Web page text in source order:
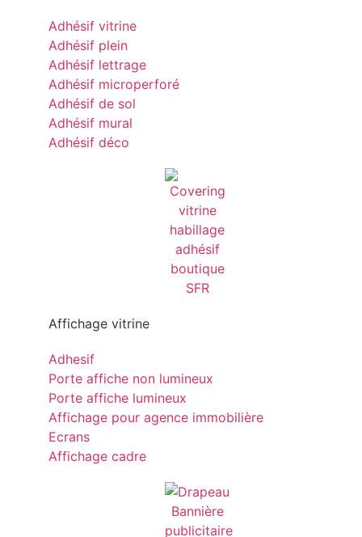
Adhésif vitrine
Adhésif plein
Adhésif lettrage
Adhésif microperforé
Adhésif de sol
Adhésif mural
Adhésif déco
Affichage vitrine
Adhesif
Porte affiche non lumineux
Porte affiche lumineux
Affichage pour agence immobilière
Ecrans
Affichage cadre